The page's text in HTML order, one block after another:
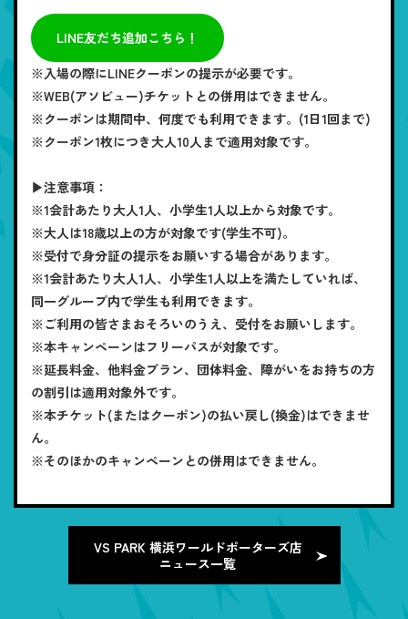
LINE友だち追加こちら！
※入場の際にLINEクーポンの提示が必要です。
※WEB(アソビュー)チケットとの併用はできません。
※クーポンは期間中、何度でも利用できます。(1日1回まで)
※クーポン1枚につき大人10人まで適用対象です。
▶注意事項：
※1会計あたり大人1人、小学生1人以上から対象です。
※大人は18歳以上の方が対象です(学生不可)。
※受付で身分証の提示をお願いする場合があります。
※1会計あたり大人1人、小学生1人以上を満たしていれば、
同一グループ内で学生も利用できます。
※ご利用の皆さまおそろいのうえ、受付をお願いします。
※本キャンペーンはフリーパスが対象です。
※延長料金、他料金プラン、団体料金、障がいをお持ちの方
の割引は適用対象外です。
※本チケット(またはクーポン)の払い戻し(換金)はできませ
ん。
※そのほかのキャンペーンとの併用はできません。
VS PARK 横浜ワールドポーターズ店
ニュース一覧